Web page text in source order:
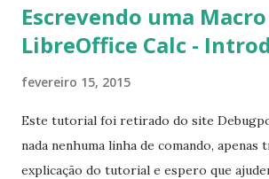
Escrevendo uma
LibreOffice Calc -
fevereiro 15, 2015
Este tutorial foi retirado do site
nada nenhuma linha de comando, apenas
explicação do tutorial e espero que